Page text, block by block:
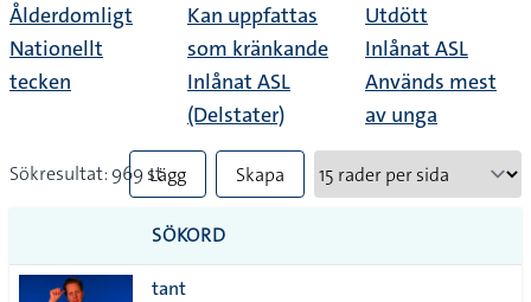
Ålderdomligt
Nationellt
tecken
Kan uppfattas
som kränkande
Inlånat ASL
(Delstater)
Utdött
Inlånat ASL
Används mest
av unga
Sökresultat: 969 stLägg
till
alla i
Skapa
SÖKORD
tant